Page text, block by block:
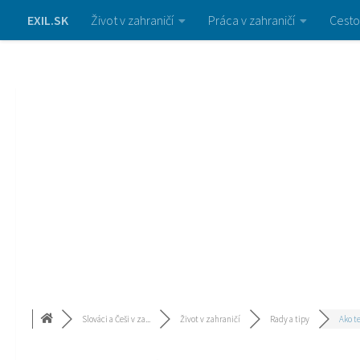
EXIL.SK Život v zahraničí Práca v zahraničí
Slováci a Češi v za... Život v zahraničí Rady a tipy Ako